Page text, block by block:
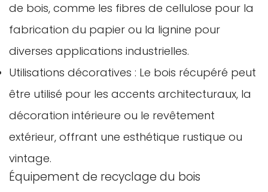
de bois, comme les fibres de cellulose pour la
fabrication du papier ou la lignine pour
diverses applications industrielles.
Utilisations décoratives : Le bois récupéré peut
être utilisé pour les accents architecturaux, la
décoration intérieure ou le revêtement
extérieur, offrant une esthétique rustique ou
vintage.
Équipement de recyclage du bois